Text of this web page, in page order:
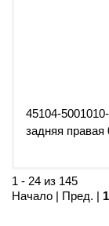
45104-
задняя правая
1 - 24 из 145
Начало | Пред. | 1